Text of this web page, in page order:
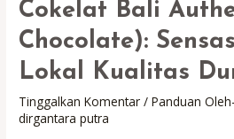
Cokelat Bali
Chocolate):
Lokal Kualitas
Tinggalkan Komentar /Panduan
dirgantara putra